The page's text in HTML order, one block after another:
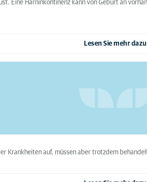
Eine Harninkontinenz kann von Geburt an
Lesen Sie mehr dazu
Krankheiten auf, müssen aber trotzdem